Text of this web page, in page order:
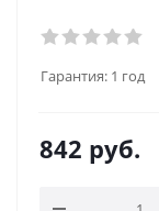
Гарантия: 1 год
842 руб.